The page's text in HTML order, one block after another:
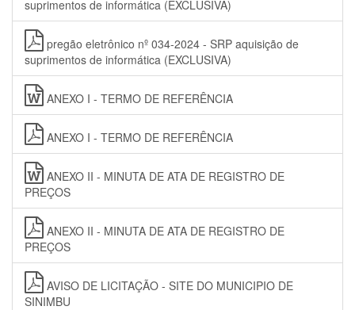
suprimentos de informática (EXCLUSIVA)
pregão eletrônico nº 034-2024 - SRP aquisição de
suprimentos de informática (EXCLUSIVA)
ANEXO I - TERMO DE REFERÊNCIA
ANEXO I - TERMO DE REFERÊNCIA
ANEXO II - MINUTA DE ATA DE REGISTRO DE
PREÇOS
ANEXO II - MINUTA DE ATA DE REGISTRO DE
PREÇOS
AVISO DE LICITAÇÃO - SITE DO MUNICIPIO DE
SINIMBU